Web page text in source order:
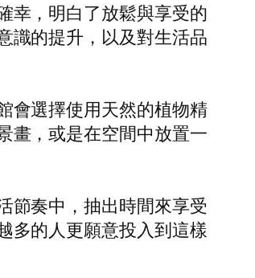
幸，明白了放鬆與享受的
識的提升，以及對生活品
會選擇使用天然的植物精
畫，或是在空間中放置一
節奏中，抽出時間來享受
多的人更願意投入到這樣